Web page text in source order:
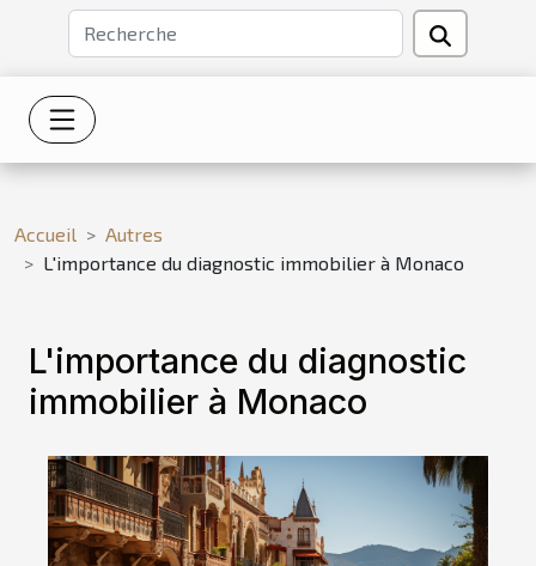
Accueil
Autres
L'importance du diagnostic immobilier à Monaco
L'importance du diagnostic
immobilier à Monaco